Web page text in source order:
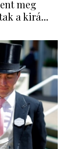
meg
a kirá...